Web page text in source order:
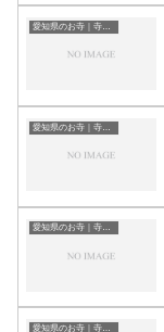
愛知県のお寺｜寺院一覧
愛知県のお寺｜寺院一覧
愛知県のお寺｜寺院一覧
愛知県のお寺｜寺院一覧